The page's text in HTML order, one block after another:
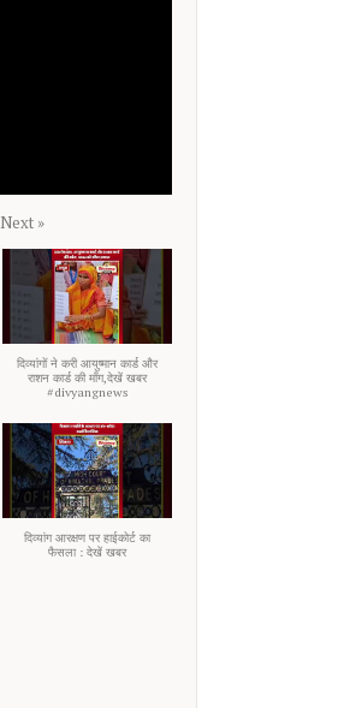
Next »
दिव्यांगों ने करी आयुष्मान कार्ड और
राशन कार्ड की माँग,देखें खबर
#divyangnews
दिव्यांग आरक्षण पर हाईकोर्ट का
फैसला : देखें खबर